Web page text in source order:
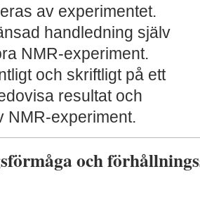
av experimentet.
handledning själv
NMR-experiment.
och skriftligt på ett
resultat och
NMR-experiment.
och